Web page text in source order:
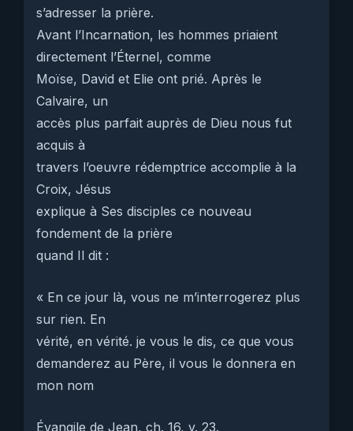
s’adresser la prière.
Avant l’Incarnation, les hommes priaient
directement l’Éternel, comme
Moïse, David et Elie ont prié. Après le
Calvaire, un
accès plus parfait auprès de Dieu nous fut
acquis à
travers l’oeuvre rédemptrice accomplie à la
Croix, Jésus
explique à Ses disciples ce nouveau
fondement de la prière
quand Il dit :
« En ce jour là, vous ne m’interrogerez plus
sur rien. En
vérité, en vérité. je vous le dis, ce que vous
demanderez au Père, il vous le donnera en
mon nom
Évangile de Jean, ch. 16, v. 23.